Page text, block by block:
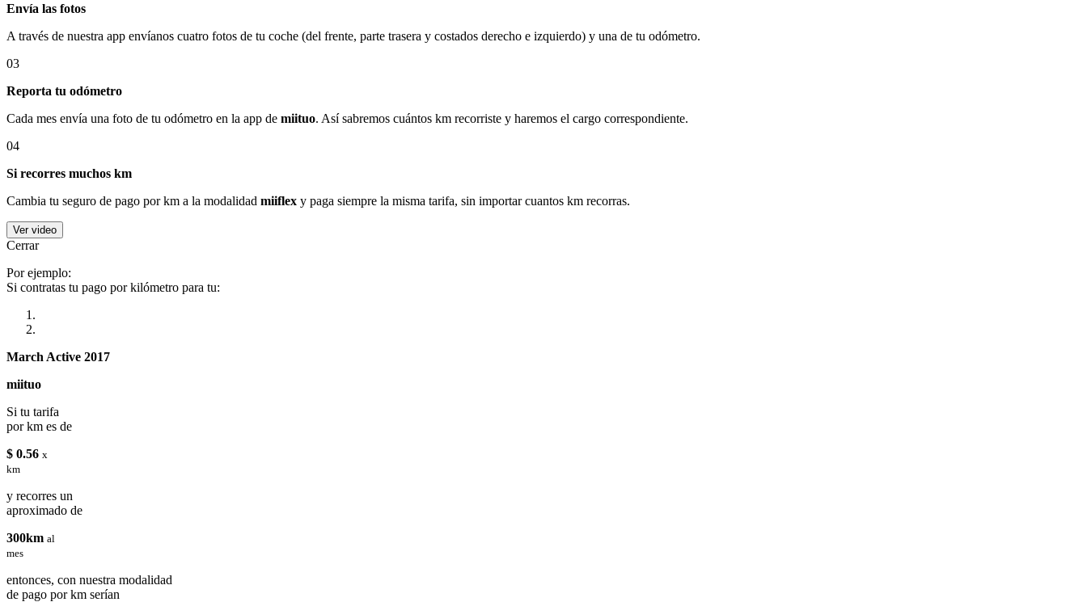
Envía las fotos
A través de nuestra app envíanos cuatro fotos de tu coche (del frente, parte trasera y costados derecho e izquierdo) y una de tu odómetro.
03
Reporta tu odómetro
Cada mes envía una foto de tu odómetro en la app de miituo. Así sabremos cuántos km recorriste y haremos el cargo correspondiente.
04
Si recorres muchos km
Cambia tu seguro de pago por km a la modalidad miiflex y paga siempre la misma tarifa, sin importar cuantos km recorras.
Ver video
Cerrar
Por ejemplo:
Si contratas tu pago por kilómetro para tu:
March Active 2017
miituo
Si tu tarifa
por km es de
$ 0.56 x
km
y recorres un
aproximado de
300km al
mes
entonces, con nuestra modalidad
de pago por km serían